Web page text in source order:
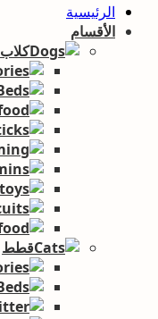
الرئيسية
الأقسام
كلاب
قطط